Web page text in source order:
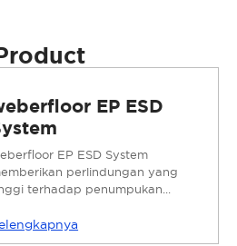
EP ESD
EP ESD System
perlindungan yang
terhadap penumpukan...